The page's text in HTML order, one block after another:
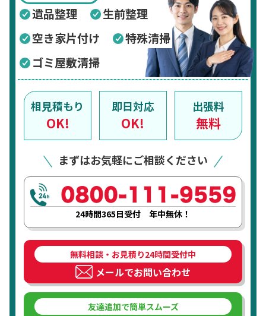
遺品整理
生前整理
空き家片付け
特殊清掃
ゴミ屋敷清掃
相見積もり
OK!
即日対応
OK!
出張料
無料
まずはお気軽にご相談ください
24時間365日受付 年中無休！
無料相談・お見積り24時間受付中
メールでお問い合わせ
友達追加で簡単スムーズ